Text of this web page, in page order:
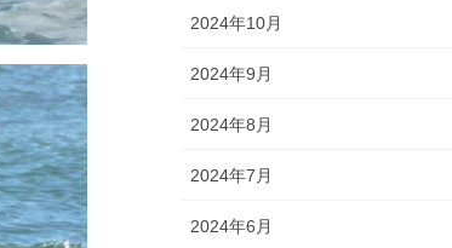
2024年10月
2024年9月
2024年8月
2024年7月
2024年6月